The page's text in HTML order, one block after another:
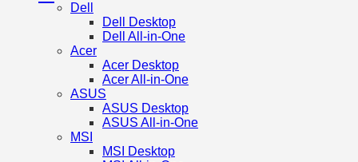
Dell
Dell Desktop
Dell All-in-One
Acer
Acer Desktop
Acer All-in-One
ASUS
ASUS Desktop
ASUS All-in-One
MSI
MSI Desktop